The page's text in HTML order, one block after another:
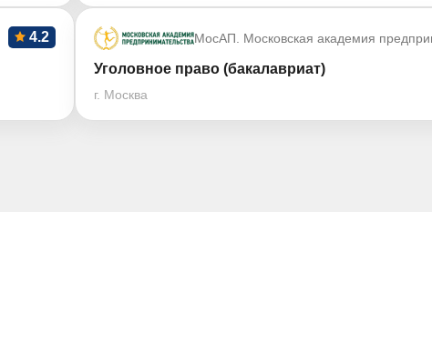
4.2 МосАП. Московская академия
Уголовное право (бакалавриат)
г. Москва